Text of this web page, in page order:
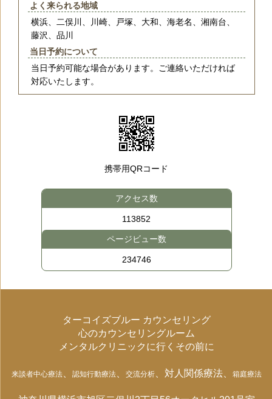
よく来られる地域
横浜、二俣川、川崎、戸塚、大和、海老名、湘南台、
藤沢、品川
当日予約について
当日予約可能な場合があります。ご連絡いただければ
対応いたします。
携帯用QRコード
アクセス数
113852
ページビュー数
234746
ターコイズブルー カウンセリング
心のカウンセリングルーム
メンタルクリニックに行くその前に
来談者中心療法 認知行動療法 交流分析 、対人関係療法、 箱庭療法